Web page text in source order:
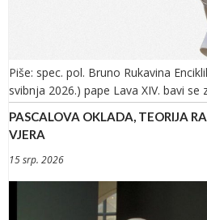
Piše: spec. pol. Bruno Rukavina
svibnja 2026.) pape Lava XIV. bavi
PASCALOVA OKLADA, TEORIJA
VJERA
15 srp. 2026